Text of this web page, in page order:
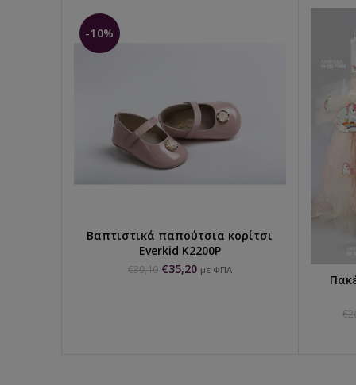
-10%
ΕΠΙΛΟΓΉ...
Βαπτιστικά παπούτσια κορίτσι
Everkid K2200Ρ
€39,10 €35,20 με ΦΠΑ
€